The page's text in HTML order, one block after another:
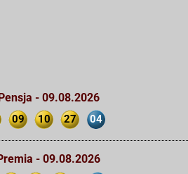
- 09.08.2026
09 10 27 04
- 09.08.2026